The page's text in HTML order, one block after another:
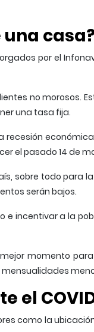
casa?
por el
no morosos.
una tasa fija.
recesión
el pasado 14 de
sobre todo para
serán bajos.
e incentivar a la
momento
COVID
como la